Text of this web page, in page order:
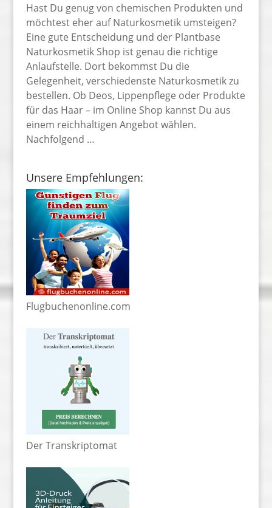
Hast Du genug von chemischen Produkten und
möchtest eher auf Naturkosmetik umsteigen?
Eine gute Entscheidung und der Plantbase
Naturkosmetik Shop ist genau die richtige
Anlaufstelle. Dort bekommst Du die
Gelegenheit, verschiedenste Naturkosmetik zu
bestellen. Ob Deos, Lippenpflege oder Produkte
für das Haar – im Online Shop kannst Du aus
einem reichhaltigen Angebot wählen.
Nachfolgend …
Unsere Empfehlungen:
Flugbuchenonline.com
Der Transkriptomat